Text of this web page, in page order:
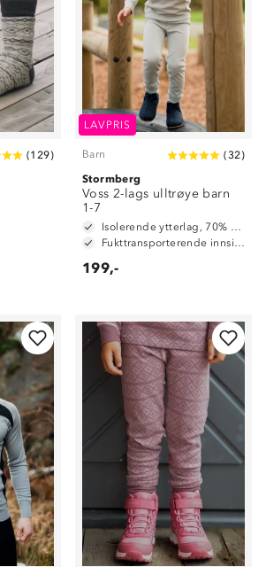
(129)
LAVPRIS
Barn (32)
Stormberg
Voss 2-lags ulltrøye barn
1-7
Isolerende ytterlag, 70% merinoull / 30% polyester
Fukttransporterende innside, 100% polyester
199,-